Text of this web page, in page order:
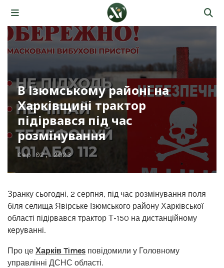
В Ізюмському районі на
Харківщині трактор
підірвався під час
розмінування
Сер 02, 2023
Зранку сьогодні, 2 серпня, під час розмінування поля
біля селища Явірське Ізюмського району Харківської
області підірвався трактор Т-150 на дистанційному
керуванні.
Про це Харків Times повідомили у Головному
управлінні ДСНС області.